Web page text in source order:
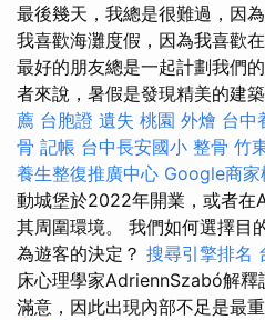
最後幾天，我總是很難過，因
我喜歡海灘度假，因為我喜歡
最好的朋友總是一起計劃我們
者來說，暑假是發現精美的建
薦 台胞證 遺失 桃園 外燴 台中
骨 記帳 台中長安國小 整骨 竹
養生整復推廣中心 Google商家
動城堡於2022年開業，或者
其周圍環境。 我們如何選擇目
為遊客的決定？ 搜尋引擎排名
床心理學家AdriennSzabó解釋
滿意，因此出現內部不足是最